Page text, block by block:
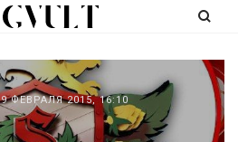
9 ФЕВРАЛЯ 2015, 16:10